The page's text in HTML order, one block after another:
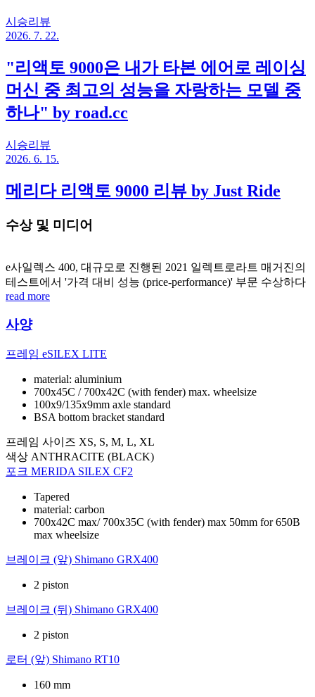
시승리뷰
2026. 7. 22.
"리액토 9000은 내가 타본 에어로 레이싱
머신 중 최고의 성능을 자랑하는 모델 중
하나" by road.cc
시승리뷰
2026. 6. 15.
메리다 리액토 9000 리뷰 by Just Ride
수상 및 미디어
e사일렉스 400, 대규모로 진행된 2021 일렉트로라트 매거진의
테스트에서 '가격 대비 성능 (price-performance)' 부문 수상하다
read more
사양
프레임 eSILEX LITE
material: aluminium
700x45C / 700x42C (with fender) max. wheelsize
100x9/135x9mm axle standard
BSA bottom bracket standard
프레임 사이즈 XS, S, M, L, XL
색상 ANTHRACITE (BLACK)
포크 MERIDA SILEX CF2
Tapered
material: carbon
700x42C max/ 700x35C (with fender) max 50mm for 650B
max wheelsize
브레이크 (앞) Shimano GRX400
2 piston
브레이크 (뒤) Shimano GRX400
2 piston
로터 (앞) Shimano RT10
160 mm